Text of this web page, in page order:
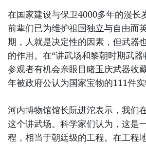
在国家建设与保卫4000多年的漫长
前辈们已为维护祖国独立与自由而
期，人就是决定性的因素，但武器
的作用。在“讲武场和黎朝时期武器
参观者有机会亲眼目睹玉庆武器收
年被政府公认为国家宝物的111件实
河内博物馆馆长阮进沱表示，我们
这个讲武场。科学家们认为，这是
程，相当于朝廷级的工程。在工程